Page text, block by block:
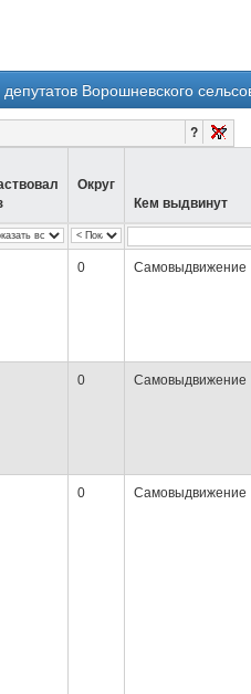
Ворошневского
?
Округ
Кем выдвинут
0 Самовыдвижение
0 Самовыдвижение
0 Самовыдвижение